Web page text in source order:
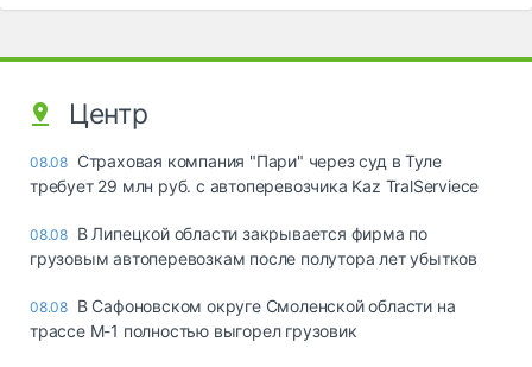
Центр
08.08 Страховая компания "Пари" через суд в Туле
требует 29 млн руб. с автоперевозчика Kaz TralServiece
08.08 В Липецкой области закрывается фирма по
грузовым автоперевозкам после полутора лет убытков
08.08 В Сафоновском округе Смоленской области на
трассе М-1 полностью выгорел грузовик